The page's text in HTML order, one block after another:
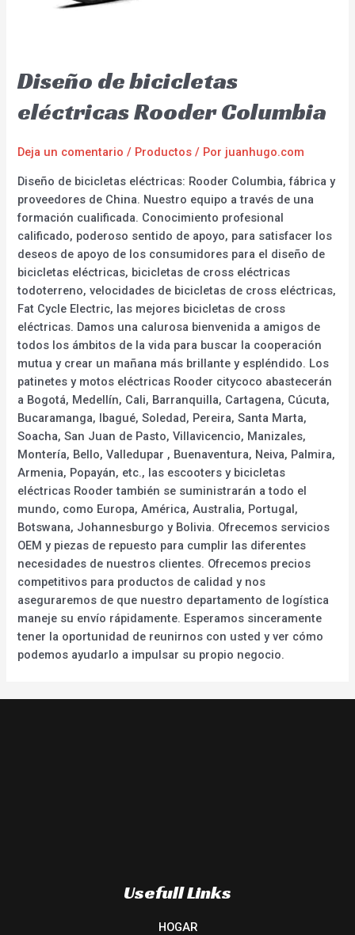
Diseño de bicicletas
eléctricas Rooder Columbia
Deja un comentario / Productos / Por juanhugo.com
Diseño de bicicletas eléctricas: Rooder Columbia, fábrica y
proveedores de China. Nuestro equipo a través de una
formación cualificada. Conocimiento profesional
calificado, poderoso sentido de apoyo, para satisfacer los
deseos de apoyo de los consumidores para el diseño de
bicicletas eléctricas, bicicletas de cross eléctricas
todoterreno, velocidades de bicicletas de cross eléctricas,
Fat Cycle Electric, las mejores bicicletas de cross
eléctricas. Damos una calurosa bienvenida a amigos de
todos los ámbitos de la vida para buscar la cooperación
mutua y crear un mañana más brillante y espléndido. Los
patinetes y motos eléctricas Rooder citycoco abastecerán
a Bogotá, Medellín, Cali, Barranquilla, Cartagena, Cúcuta,
Bucaramanga, Ibagué, Soledad, Pereira, Santa Marta,
Soacha, San Juan de Pasto, Villavicencio, Manizales,
Montería, Bello, Valledupar , Buenaventura, Neiva, Palmira,
Armenia, Popayán, etc., las escooters y bicicletas
eléctricas Rooder también se suministrarán a todo el
mundo, como Europa, América, Australia, Portugal,
Botswana, Johannesburgo y Bolivia. Ofrecemos servicios
OEM y piezas de repuesto para cumplir las diferentes
necesidades de nuestros clientes. Ofrecemos precios
competitivos para productos de calidad y nos
aseguraremos de que nuestro departamento de logística
maneje su envío rápidamente. Esperamos sinceramente
tener la oportunidad de reunirnos con usted y ver cómo
podemos ayudarlo a impulsar su propio negocio.
Usefull Links
HOGAR